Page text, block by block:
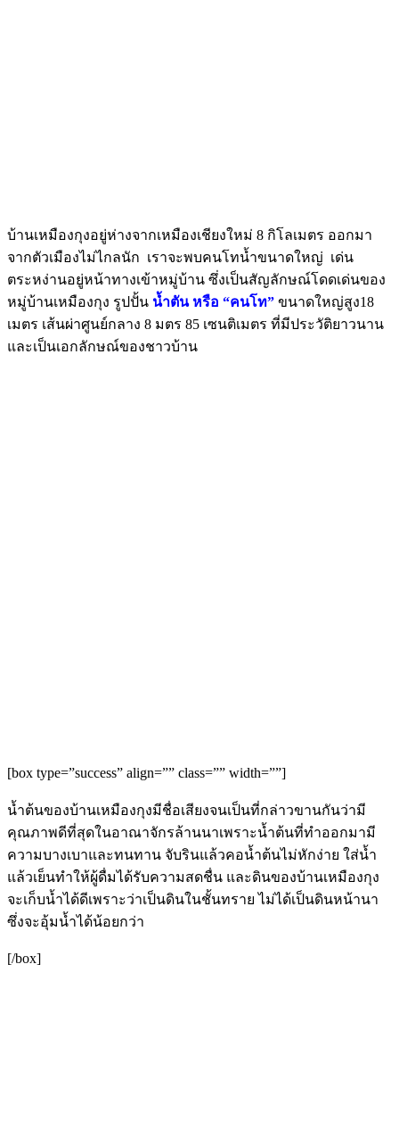
บ้านเหมืองกุงอยู่ห่างจากเหมืองเชียงใหม่ 8 กิโลเมตร ออกมา
จากตัวเมืองไม่ไกลนัก เราจะพบคนโทน้ำขนาดใหญ่ เด่น
ตระหง่านอยู่หน้าทางเข้าหมู่บ้าน ซึ่งเป็นสัญลักษณ์โดดเด่นของ
หมู่บ้านเหมืองกุง รูปปั้น น้ำตัน หรือ “คนโท” ขนาดใหญ่สูง18
เมตร เส้นผ่าศูนย์กลาง 8 มตร 85 เซนติเมตร ที่มีประวัติยาวนาน
และเป็นเอกลักษณ์ของชาวบ้าน
[box type=”success” align=”” class=”” width=””]
น้ำต้นของบ้านเหมืองกุงมีชื่อเสียงจนเป็นที่กล่าวขานกันว่ามี
คุณภาพดีที่สุดในอาณาจักรล้านนาเพราะน้ำต้นที่ทำออกมามี
ความบางเบาและทนทาน จับรินแล้วคอน้ำต้นไม่หักง่าย ใส่น้ำ
แล้วเย็นทำให้ผู้ดื่มได้รับความสดชื่น และดินของบ้านเหมืองกุง
จะเก็บน้ำได้ดีเพราะว่าเป็นดินในชั้นทราย ไม่ได้เป็นดินหน้านา
ซึ่งจะอุ้มน้ำได้น้อยกว่า
[/box]